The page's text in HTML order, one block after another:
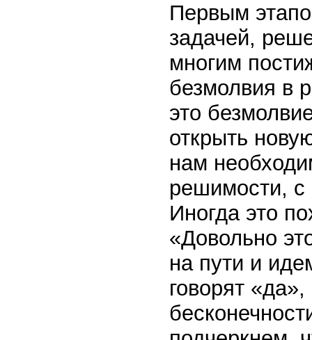
Первым
задачей,
многим
безмолвия в
это
открыть
нам
решимости, с
Иногда это
«Довольно
на пути и
говорят